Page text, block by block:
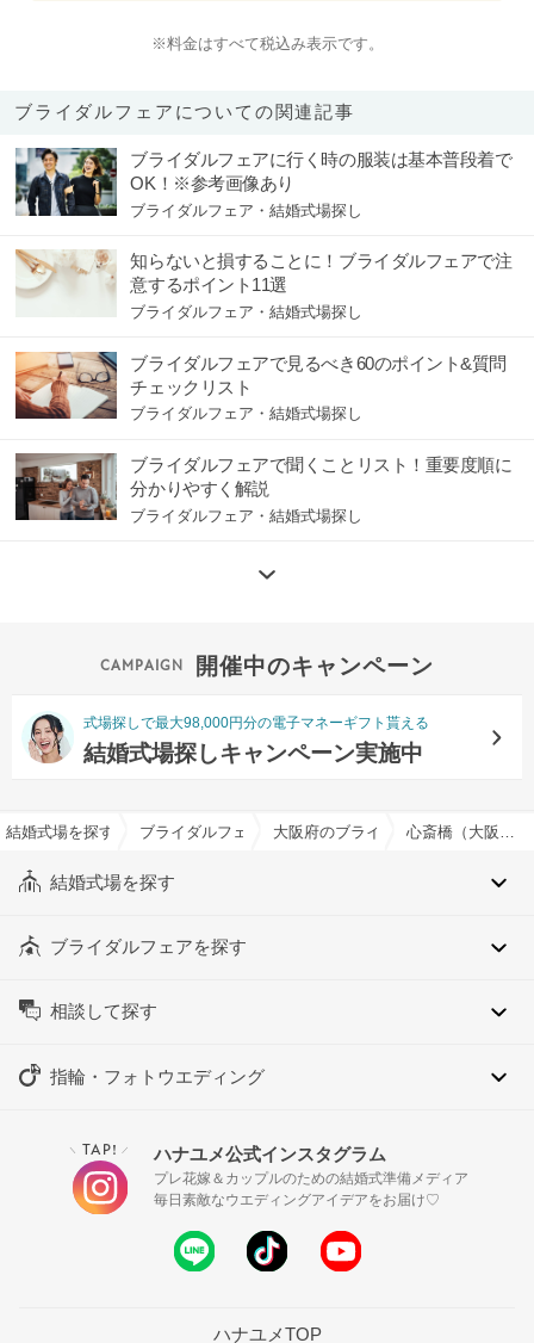
※料金はすべて税込み表示です。
ブライダルフェアについての関連記事
ブライダルフェアに行く時の服装は基本普段着で
OK！※参考画像あり
ブライダルフェア・結婚式場探し
知らないと損することに！ブライダルフェアで注
意するポイント11選
ブライダルフェア・結婚式場探し
ブライダルフェアで見るべき60のポイント&質問
チェックリスト
ブライダルフェア・結婚式場探し
ブライダルフェアで聞くことリスト！重要度順に
分かりやすく解説
ブライダルフェア・結婚式場探し
開催中のキャンペーン
式場探しで最大98,000円分の電子マネーギフト貰える
結婚式場探しキャンペーン実施中
結婚式場を探すならハナユメブライダルフェア検索大阪府のブライダルフェア一覧 心斎橋（大阪府）のブライダルフェア一覧
結婚式場を探す
ブライダルフェアを探す
相談して探す
指輪・フォトウエディング
＼ TAP! ／ ハナユメ公式インスタグラム
プレ花嫁＆カップルのための結婚式準備メディア
毎日素敵なウエディングアイデアをお届け♡
ハナユメTOP